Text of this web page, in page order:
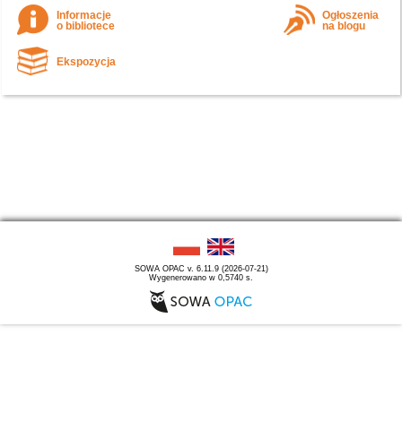
Informacje
o bibliotece
Ogłoszenia
na blogu
Ekspozycja
SOWA OPAC v. 6.11.9 (2026-07-21)
Wygenerowano w 0,5740 s.